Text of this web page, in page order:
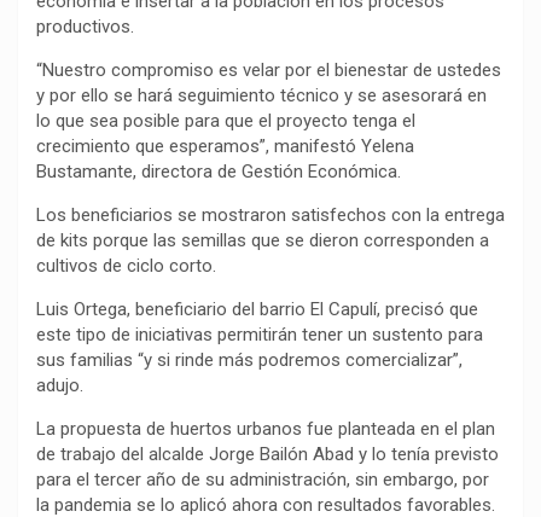
productivos.
“Nuestro compromiso es velar por el bienestar de ustedes
y por ello se hará seguimiento técnico y se asesorará en
lo que sea posible para que el proyecto tenga el
crecimiento que esperamos”, manifestó Yelena
Bustamante, directora de Gestión Económica.
Los beneficiarios se mostraron satisfechos con la entrega
de kits porque las semillas que se dieron corresponden a
cultivos de ciclo corto.
Luis Ortega, beneficiario del barrio El Capulí, precisó que
este tipo de iniciativas permitirán tener un sustento para
sus familias “y si rinde más podremos comercializar”,
adujo.
La propuesta de huertos urbanos fue planteada en el plan
de trabajo del alcalde Jorge Bailón Abad y lo tenía previsto
para el tercer año de su administración, sin embargo, por
la pandemia se lo aplicó ahora con resultados favorables.